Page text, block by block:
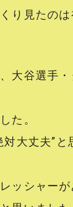
り見たの
大谷選手
た。
大丈夫”
ッシャー